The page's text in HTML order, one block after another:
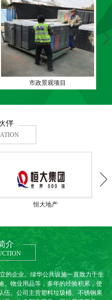
市政景观项目
伴
恒大地产
介
的企业。绿华公共设施一直致力于生
、物业用品等，多年的经验积累，使
伍。公司主营塑料垃圾桶、不锈钢果